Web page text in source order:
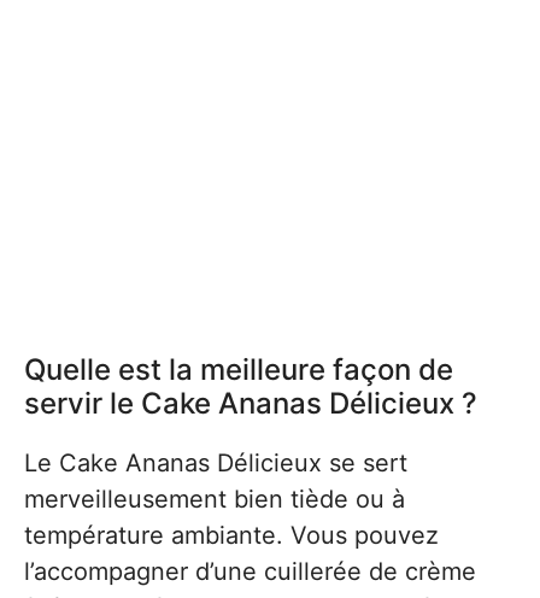
Quelle est la meilleure façon de
servir le Cake Ananas Délicieux ?
Le Cake Ananas Délicieux se sert
merveilleusement bien tiède ou à
température ambiante. Vous pouvez
l’accompagner d’une cuillerée de crème